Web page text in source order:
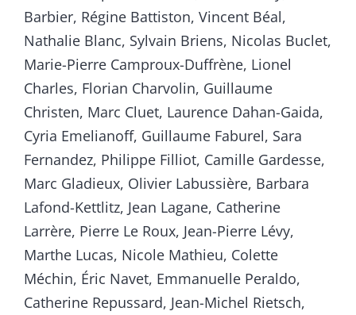
Barbier, Régine Battiston, Vincent Béal,
Nathalie Blanc, Sylvain Briens, Nicolas Buclet,
Marie-Pierre Camproux-Duffrène, Lionel
Charles, Florian Charvolin, Guillaume
Christen, Marc Cluet, Laurence Dahan-Gaida,
Cyria Emelianoff, Guillaume Faburel, Sara
Fernandez, Philippe Filliot, Camille Gardesse,
Marc Gladieux, Olivier Labussière, Barbara
Lafond-Kettlitz, Jean Lagane, Catherine
Larrère, Pierre Le Roux, Jean-Pierre Lévy,
Marthe Lucas, Nicole Mathieu, Colette
Méchin, Éric Navet, Emmanuelle Peraldo,
Catherine Repussard, Jean-Michel Rietsch,